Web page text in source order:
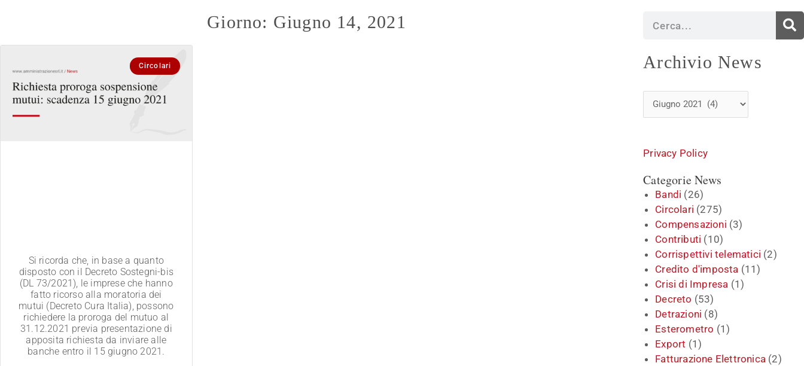
Giorno: Giugno 14, 2021
Circolari
Si ricorda che, in base a quanto
disposto con il Decreto Sostegni-bis
(DL 73/2021), le imprese che hanno
fatto ricorso alla moratoria dei
mutui (Decreto Cura Italia), possono
richiedere la proroga del mutuo al
31.12.2021 previa presentazione di
apposita richiesta da inviare alle
banche entro il 15 giugno 2021.
Archivio News
Archivio
Privacy Policy
Categorie News
Bandi (26)
Circolari (275)
Compensazioni (3)
Contributi (10)
Corrispettivi telematici (2)
Credito d'imposta (11)
Crisi di Impresa (1)
Decreto (53)
Detrazioni (8)
Esterometro (1)
Export (1)
Fatturazione Elettronica (2)